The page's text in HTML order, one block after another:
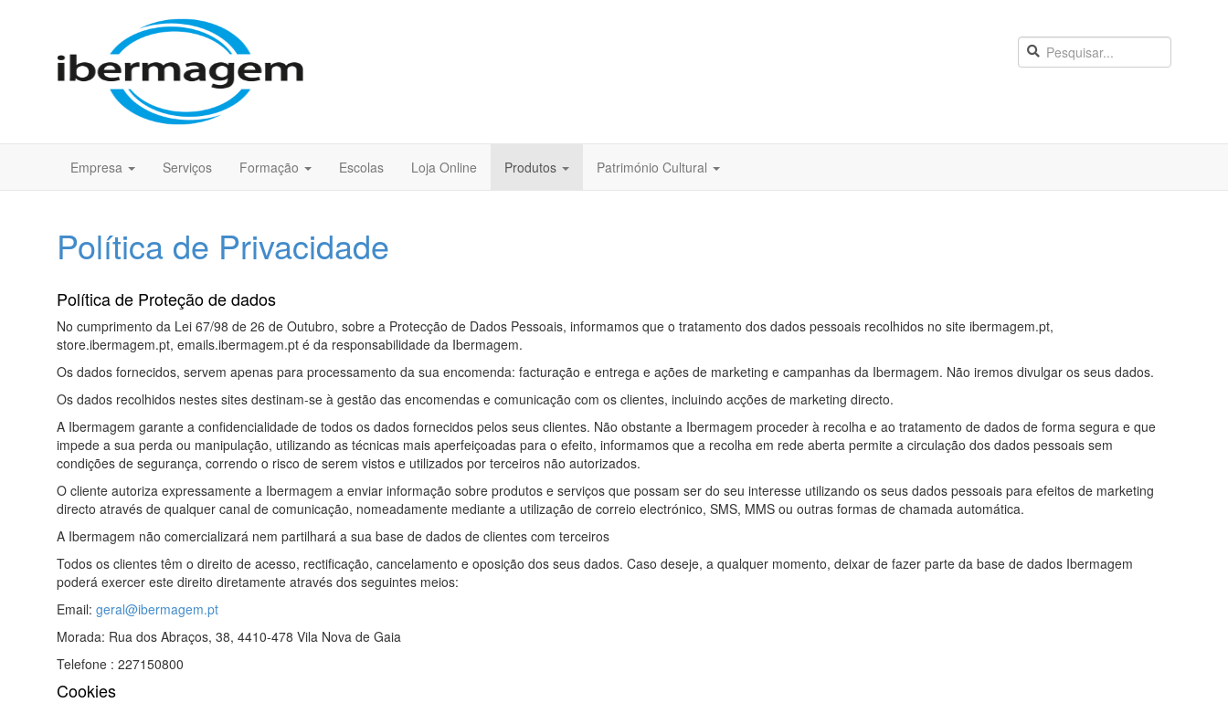
Empresa Serviços Formação Escolas Loja Online Produtos Património Cultural
Política de Privacidade
Política de Proteção de dados
No cumprimento da Lei 67/98 de 26 de Outubro, sobre a Protecção de Dados Pessoais, informamos que o tratamento dos dados pessoais recolhidos no site ibermagem.pt,
store.ibermagem.pt, emails.ibermagem.pt é da responsabilidade da Ibermagem.
Os dados fornecidos, servem apenas para processamento da sua encomenda: facturação e entrega e ações de marketing e campanhas da Ibermagem. Não iremos divulgar os seus dados.
Os dados recolhidos nestes sites destinam-se à gestão das encomendas e comunicação com os clientes, incluindo acções de marketing directo.
A Ibermagem garante a confidencialidade de todos os dados fornecidos pelos seus clientes. Não obstante a Ibermagem proceder à recolha e ao tratamento de dados de forma segura e que
impede a sua perda ou manipulação, utilizando as técnicas mais aperfeiçoadas para o efeito, informamos que a recolha em rede aberta permite a circulação dos dados pessoais sem
condições de segurança, correndo o risco de serem vistos e utilizados por terceiros não autorizados.
O cliente autoriza expressamente a Ibermagem a enviar informação sobre produtos e serviços que possam ser do seu interesse utilizando os seus dados pessoais para efeitos de marketing
directo através de qualquer canal de comunicação, nomeadamente mediante a utilização de correio electrónico, SMS, MMS ou outras formas de chamada automática.
A Ibermagem não comercializará nem partilhará a sua base de dados de clientes com terceiros
Todos os clientes têm o direito de acesso, rectificação, cancelamento e oposição dos seus dados. Caso deseje, a qualquer momento, deixar de fazer parte da base de dados Ibermagem
poderá exercer este direito diretamente através dos seguintes meios:
Email: geral@ibermagem.pt
Morada: Rua dos Abraços, 38, 4410-478 Vila Nova de Gaia
Telefone : 227150800
Cookies